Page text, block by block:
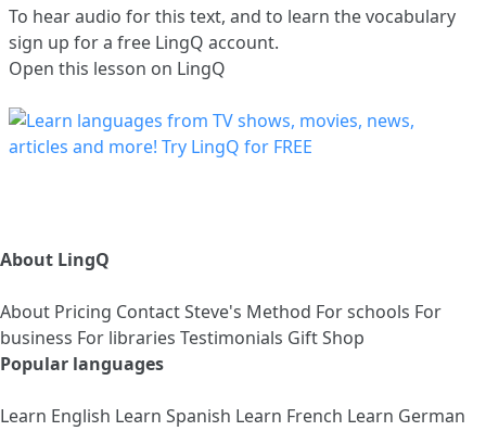
To hear audio for this text, and to learn the vocabulary
sign up for a free LingQ account.
Open this lesson on LingQ
About LingQ
About Pricing ContactSteve's Method For schools For
business For libraries Testimonials Gift Shop
Popular languages
Learn English Learn Spanish Learn French Learn German